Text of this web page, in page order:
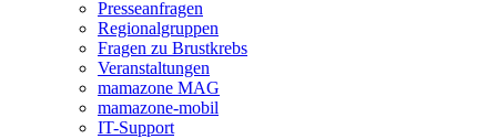
Presseanfragen
Regionalgruppen
Fragen zu Brustkrebs
Veranstaltungen
mamazone MAG
mamazone-mobil
IT-Support